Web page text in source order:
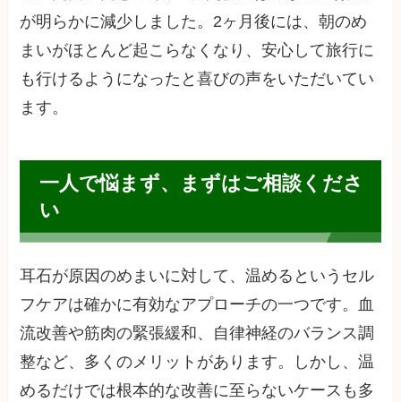
が明らかに減少しました。2ヶ月後には、朝のめ
まいがほとんど起こらなくなり、安心して旅行に
も行けるようになったと喜びの声をいただいてい
ます。
一人で悩まず、まずはご相談くださ
い
耳石が原因のめまいに対して、温めるというセル
フケアは確かに有効なアプローチの一つです。血
流改善や筋肉の緊張緩和、自律神経のバランス調
整など、多くのメリットがあります。しかし、温
めるだけでは根本的な改善に至らないケースも多